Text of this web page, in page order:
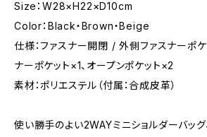
Size：W28×H22×D10cm
Color：Black・Brown・Beige
仕様：ファスナー開閉 / 外側ファスナーポ
ナーポケット×1、オープンポケット×2
素材：ポリエステル（付属：合成皮革）
使い勝手のよい2WAYミニショルダーバッ